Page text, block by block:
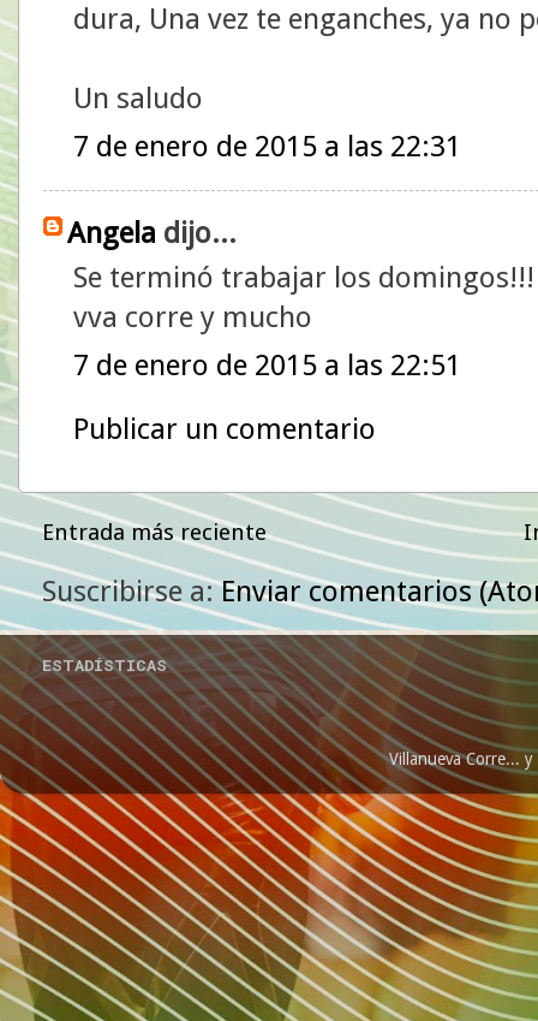
dura, Una vez te enganches, ya no
Un saludo
7 de enero de 2015 a las 22:31
Angela dijo...
Se terminó trabajar los
vva corre y mucho
7 de enero de 2015 a las 22:51
Publicar un comentario
Entrada más reciente
Suscribirse a:Enviar comentarios
ESTADÍSTICAS
Villanueva Corre...